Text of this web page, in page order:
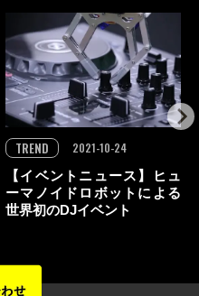
【イベントニュース】ヒュ
ーマノイドロボットによる
世界初のDJイベント
TREND 2021-10-24